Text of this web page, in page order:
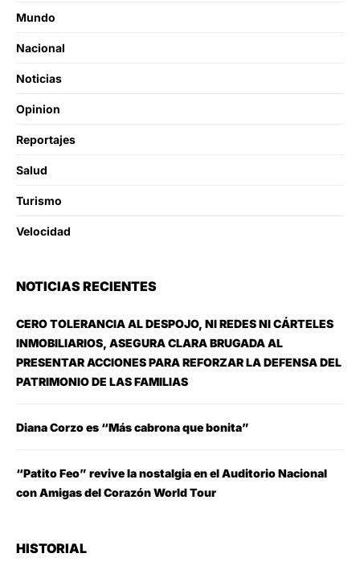
Mundo
Nacional
Noticias
Opinion
Reportajes
Salud
Turismo
Velocidad
NOTICIAS RECIENTES
CERO TOLERANCIA AL DESPOJO, NI REDES NI CÁRTELES
INMOBILIARIOS, ASEGURA CLARA BRUGADA AL
PRESENTAR ACCIONES PARA REFORZAR LA DEFENSA DEL
PATRIMONIO DE LAS FAMILIAS
Diana Corzo es “Más cabrona que bonita”
“Patito Feo” revive la nostalgia en el Auditorio Nacional
con Amigas del Corazón World Tour
HISTORIAL